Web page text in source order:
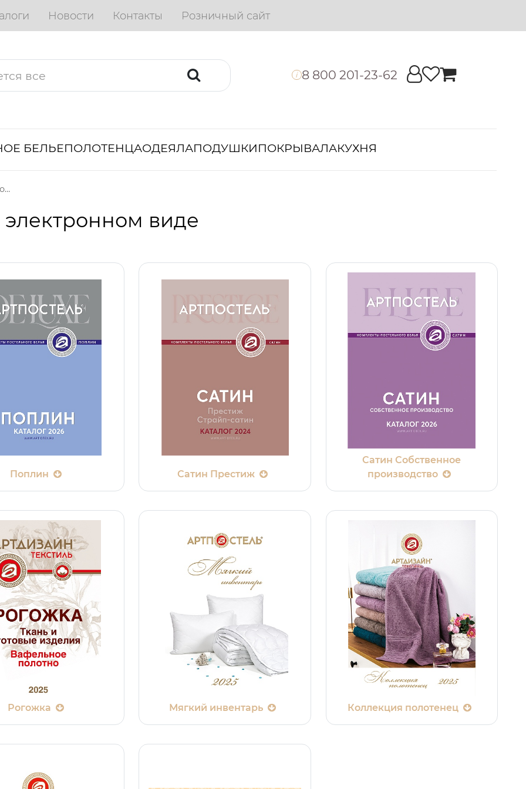
Новости Контакты Розничный сайт
i 8 800 201-23-62
БЕЛЬЕПОЛОТЕНЦАОДЕЯЛАПОДУШКИПОКРЫВАЛАКУХНЯ
Печатная продукция в электронном виде
виде
Поплин Сатин Престиж
Cатин Собственное
производство
Рогожка Мягкий инвентарь Коллекция полотенец